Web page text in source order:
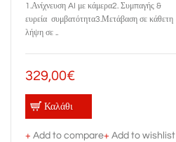
1.Ανίχνευση AI με κάμερα2. Συμπαγής &
ευρεία συμβατότητα3.Μετάβαση σε κάθετη
λήψη σε ..
329,00€
Καλάθι
+ Add to compare+ Add to wishlist